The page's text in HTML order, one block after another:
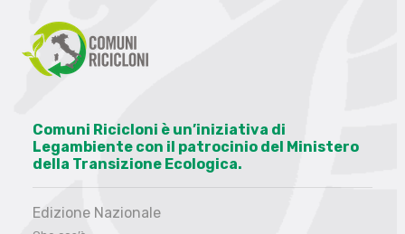
Comuni Ricicloni è un’iniziativa di
Legambiente con il patrocinio del Ministero
della Transizione Ecologica.
Edizione Nazionale